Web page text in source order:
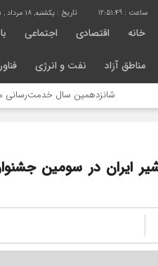
12:51:50 تاریخ : یکشنبه, ۱۸ مرداد , ۱۴۰۵
خانه اقتصادی اجتماعی
مناطق آزاد نفت و انرژی
شانزدهمین سال خدمت‌رسانی موکب امام
ایران در سومین